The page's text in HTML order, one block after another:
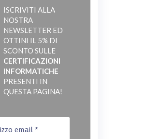
ISCRIVITI ALLA
NOSTRA
NEWSLETTER ED
OTTINI IL 5% DI
SCONTO SULLE
CERTIFICAZIONI
INFORMATICHE
PRESENTI IN
QUESTA PAGINA!